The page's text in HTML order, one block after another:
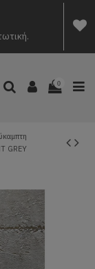
0
GREY